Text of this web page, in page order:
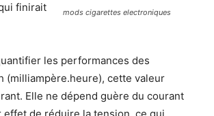
mods cigarettes electroniques
finirait
les performances des
(milliampère.heure), cette valeur
Elle ne dépend guère du courant